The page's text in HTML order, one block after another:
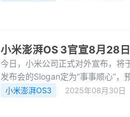
小米澎湃OS 3官宣8月28
今日，小米公司正式对外宣布，
发布会的Slogan定为“事事顺心”
用体验。小米集团
小米澎湃OS3 2025年08月30日